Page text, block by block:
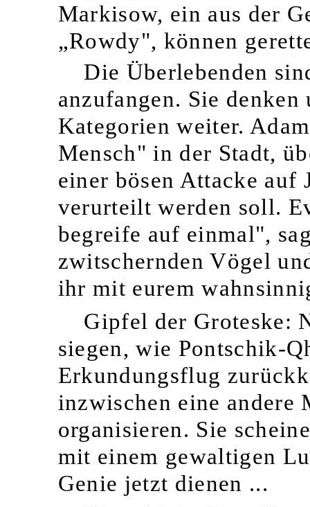
Markisow, ein aus der
„Rowdy", können
Die Überlebenden
anzufangen. Sie
Kategorien weiter.
Mensch" in der Stadt,
einer bösen Attacke auf
verurteilt werden soll.
begreife auf einmal",
zwitschernden Vögel
ihr mit eurem
Gipfel der Groteske:
siegen, wie Pontschik-
Erkundungsflug
inzwischen eine
organisieren. Sie
mit einem gewaltigen
Genie jetzt dienen ...